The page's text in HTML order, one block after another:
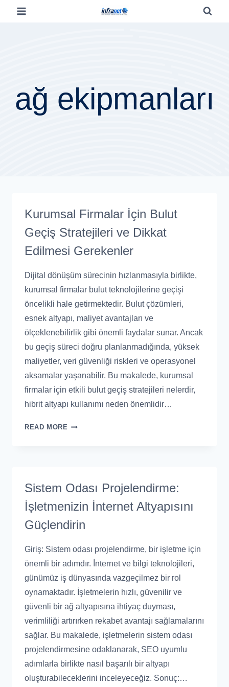
ağ ekipmanları
Kurumsal Firmalar İçin Bulut
Geçiş Stratejileri ve Dikkat
Edilmesi Gerekenler
Dijital dönüşüm sürecinin hızlanmasıyla birlikte,
kurumsal firmalar bulut teknolojilerine geçişi
öncelikli hale getirmektedir. Bulut çözümleri,
esnek altyapı, maliyet avantajları ve
ölçeklenebilirlik gibi önemli faydalar sunar. Ancak
bu geçiş süreci doğru planlanmadığında, yüksek
maliyetler, veri güvenliği riskleri ve operasyonel
aksamalar yaşanabilir. Bu makalede, kurumsal
firmalar için etkili bulut geçiş stratejileri nelerdir,
hibrit altyapı kullanımı neden önemlidir…
READ MORE
Sistem Odası Projelendirme:
İşletmenizin İnternet Altyapısını
Güçlendirin
Giriş: Sistem odası projelendirme, bir işletme için
önemli bir adımdır. İnternet ve bilgi teknolojileri,
günümüz iş dünyasında vazgeçilmez bir rol
oynamaktadır. İşletmelerin hızlı, güvenilir ve
güvenli bir ağ altyapısına ihtiyaç duyması,
verimliliği artırırken rekabet avantajı sağlamalarını
sağlar. Bu makalede, işletmelerin sistem odası
projelendirmesine odaklanarak, SEO uyumlu
adımlarla birlikte nasıl başarılı bir altyapı
oluşturabileceklerini inceleyeceğiz. Sonuç:…